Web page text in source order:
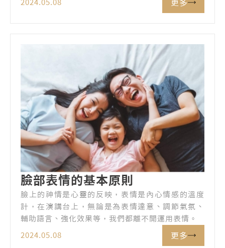
2024.05.08 更多
臉部表情的基本原則
臉上的神情是心靈的反映，表情是內心情感的溫度
計，在演講台上，無論是為表情達意、調節氣氛、
輔助語言、強化效果等，我們都離不開運用表情。
2024.05.08 更多